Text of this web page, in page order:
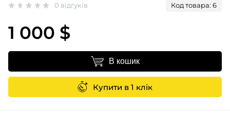
0 відгуків Код товара: 6
1 000 $
В кошик
Купити в 1 клік